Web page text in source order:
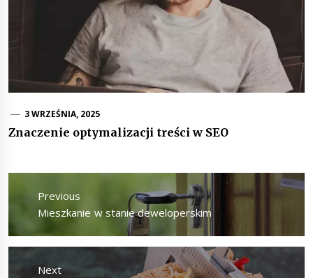
3 WRZEŚNIA, 2025
Znaczenie optymalizacji treści w SEO
Nawigacja
wpisuPrevious
Previous
Mieszkanie w stanie deweloperskim
Next